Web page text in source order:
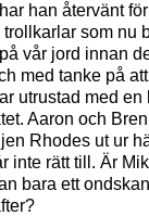
han återvänt
trollkarlar som nu
vår jord innan
med tanke på
utrustad med en
Aaron och
Rhodes ut ur
inte rätt till. Är
bara ett